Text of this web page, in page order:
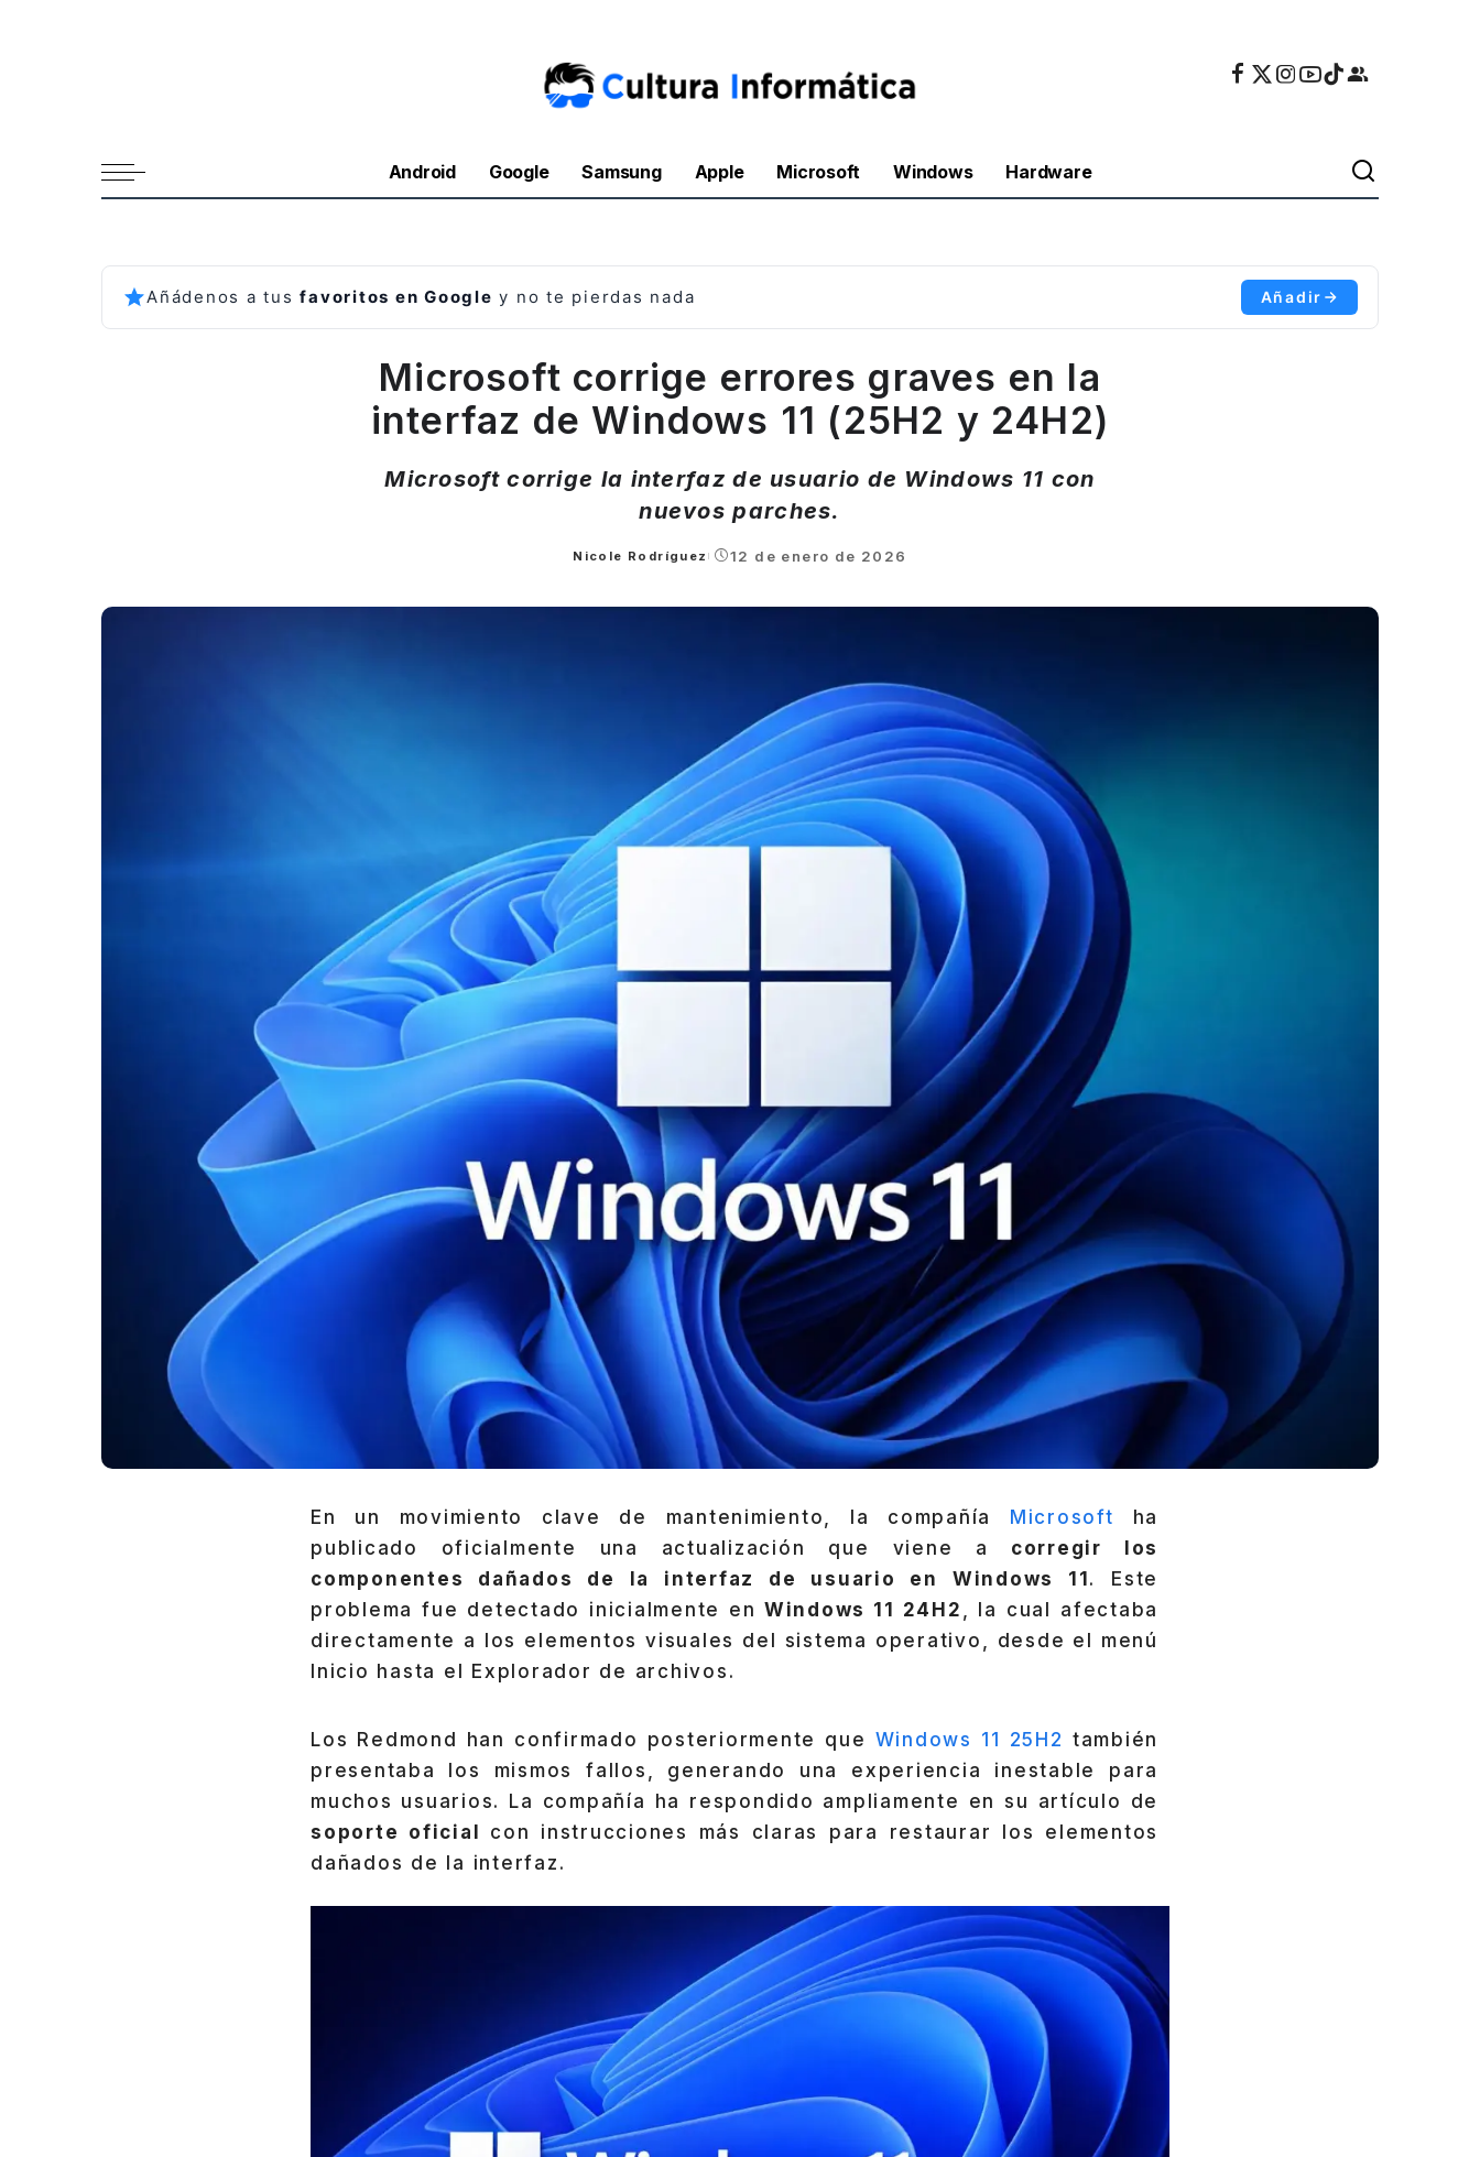
Android Google Samsung Apple Microsoft Windows Hardware
Añádenos a tusfavoritos en Google y no te pierdas nada Añadir
Microsoft corrige errores graves en la
interfaz de Windows 11 (25H2 y 24H2)
Microsoft corrige la interfaz de usuario de Windows 11 con
nuevos parches.
Posted
Nicole Rodríguez 12 de enero de 2026
En un movimiento clave de mantenimiento, la compañía Microsoft ha
publicado oficialmente una actualización que viene a
corregir los
componentes dañados de la interfaz de usuario en Windows 11 . Este
problema fue detectado inicialmente en Windows 11 24H2 , la cual afectaba
directamente a los elementos visuales del sistema operativo, desde el menú
Inicio hasta el Explorador de archivos.
Los Redmond han confirmado posteriormente que Windows 11 25H2 también
presentaba los mismos fallos, generando una experiencia inestable para
muchos usuarios. La compañía ha respondido ampliamente en su artículo de
soporte oficial con instrucciones más claras para restaurar los elementos
dañados de la interfaz.